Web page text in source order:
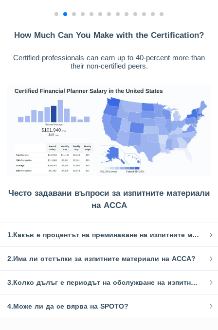
How Much Can You Make with the Certification?
Certified professionals can earn up to 40-percent more than
their non-certified peers.
Често задавани въпроси за изпитните материали
на ACCA
1.Какъв е процентът на преминаване на изпитните материали за ACCA на SPOTO?
2.Има ли отстъпки за изпитните материали на ACCA?
3.Колко дълъг е периодът на обслужване на изпитните материали на ACCA?
4.Може ли да се вярва на SPOTO?